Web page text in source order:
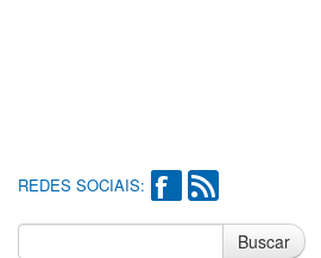
REDES SOCIAIS:
Buscar